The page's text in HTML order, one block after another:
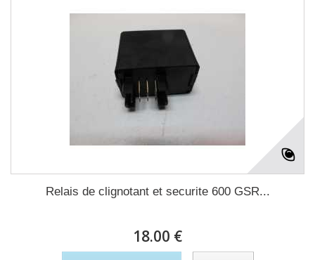
Relais de clignotant et securite 600 GSR...
18.00 €